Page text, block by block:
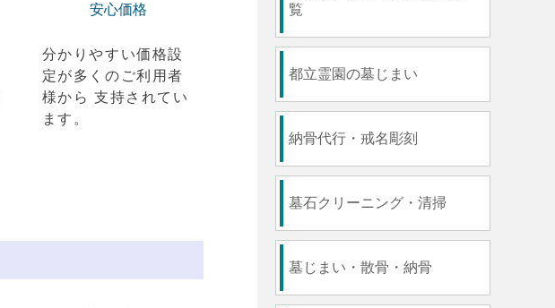
安心価格
分かりやすい価格設
定が多くのご利用者
様から 支持されてい
ます。
覧
都立霊園の墓じまい
納骨代行・戒名彫刻
墓石クリーニング・清掃
墓じまい・散骨・納骨